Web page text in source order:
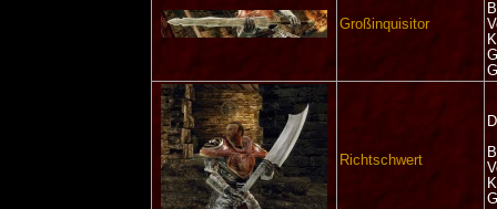
Großinquisitor
Richtschwert